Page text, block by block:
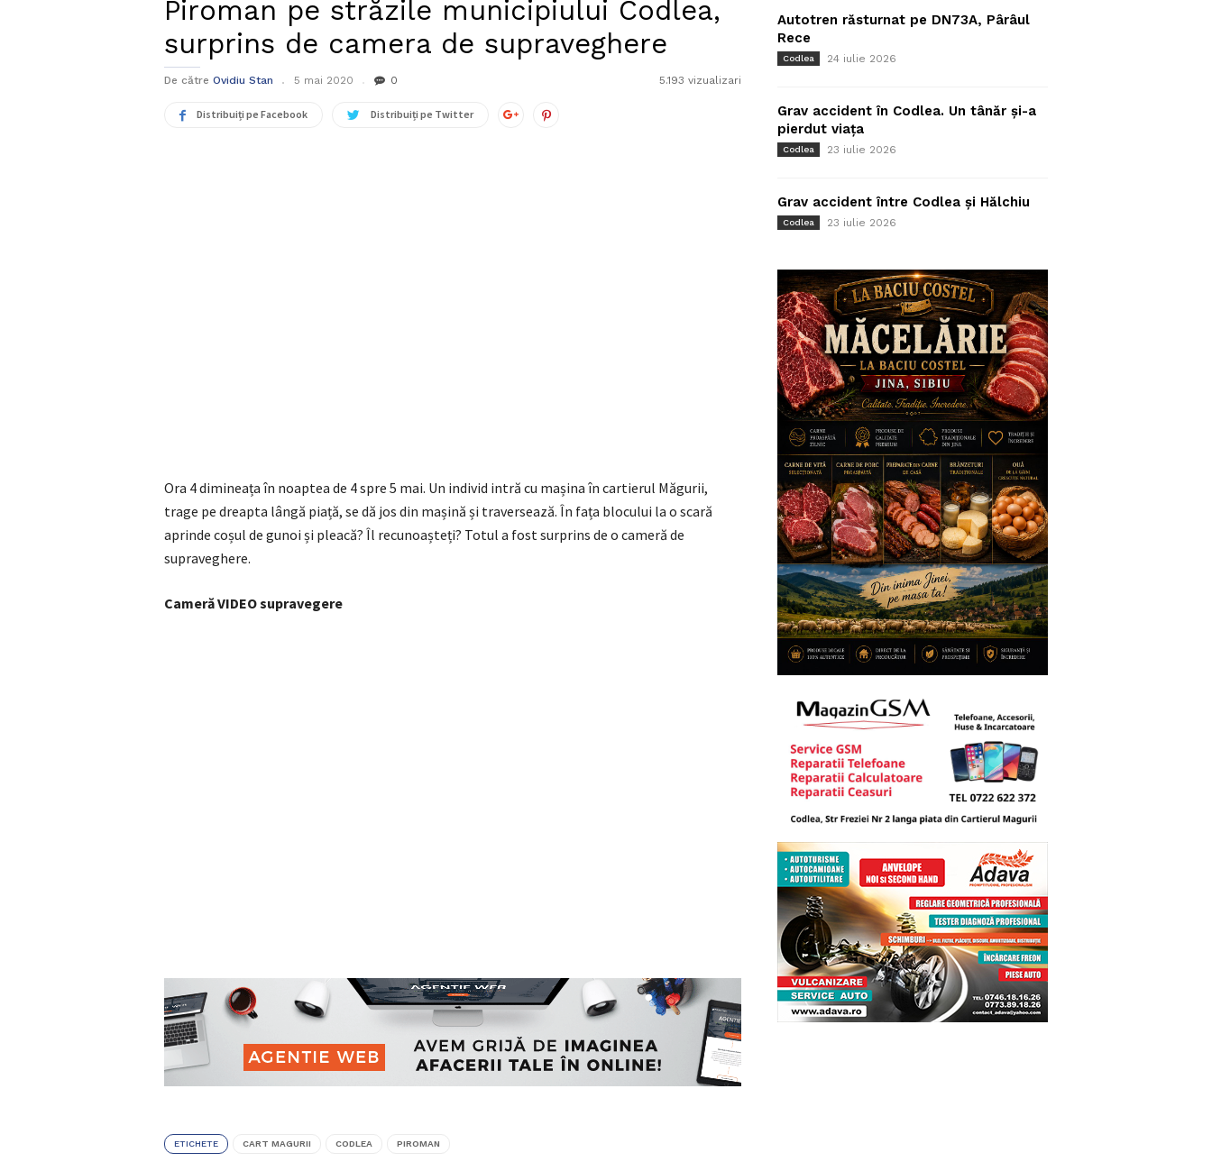
Piroman pe străzile municipiului Codlea,
surprins de camera de supraveghere
De către Ovidiu Stan 5 mai 2020 0 5.193 vizualizari
Distribuiți pe Facebook Distribuiți pe Twitter
Ora 4 dimineața în noaptea de 4 spre 5 mai. Un individ intră cu mașina în cartierul Măgurii,
trage pe dreapta lângă piață, se dă jos din mașină și traversează. În fața blocului la o scară
aprinde coșul de gunoi și pleacă? Îl recunoașteți? Totul a fost surprins de o cameră de
supraveghere.
Cameră VIDEO supravegere
ETICHETE CART MAGURII CODLEA PIROMAN
Autotren răsturnat pe DN73A, Pârâul
Rece
Codlea 24 iulie 2026
Grav accident în Codlea. Un tânăr și-a
pierdut viața
Codlea 23 iulie 2026
Grav accident între Codlea și Hălchiu
Codlea 23 iulie 2026